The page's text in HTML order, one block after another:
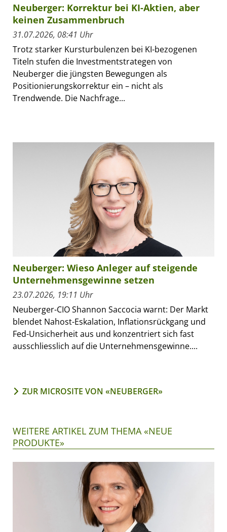
Neuberger: Korrektur bei KI-Aktien, aber
keinen Zusammenbruch
31.07.2026, 08:41 Uhr
Trotz starker Kursturbulenzen bei KI-bezogenen
Titeln stufen die Investmentstrategen von
Neuberger die jüngsten Bewegungen als
Positionierungskorrektur ein – nicht als
Trendwende. Die Nachfrage...
Neuberger: Wieso Anleger auf steigende
Unternehmensgewinne setzen
23.07.2026, 19:11 Uhr
Neuberger-CIO Shannon Saccocia warnt: Der Markt
blendet Nahost-Eskalation, Inflationsrückgang und
Fed-Unsicherheit aus und konzentriert sich fast
ausschliesslich auf die Unternehmensgewinne....
ZUR MICROSITE VON «NEUBERGER»
WEITERE ARTIKEL ZUM THEMA «NEUE
PRODUKTE»